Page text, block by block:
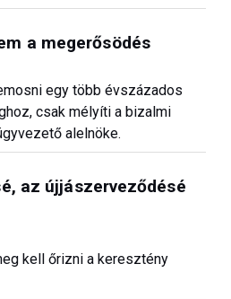
a megerősödés
egy több évszázados
csak mélyíti a bizalmi
alelnöke.
az újjászerveződésé
kell őrizni a keresztény